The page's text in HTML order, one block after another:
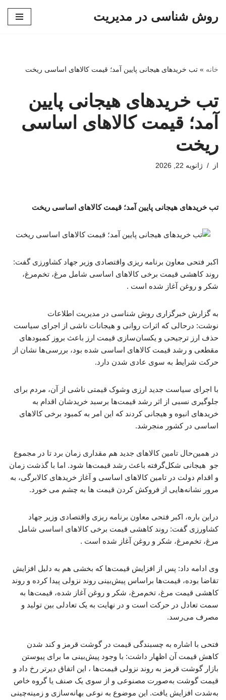
روش شناسی در مدیریت
خانه » تب خریدهای هیجانی پایین آمد؛ قیمت کالاهای اساسی ریخت
تب خریدهای هیجانی پایین
آمد؛ قیمت کالاهای اساسی
ریخت
از ژانویه 22, 2026
تب خریدهای هیجانی پایین آمد؛ قیمت کالاهای اساسی ریخت
اکبر فتحی معاون برنامه ریزی واقتصادی وزیر جهاد کشاورزی گفت:
روند کاهشی قیمت برخی کالاهای اساسی شامل مرغ، تخم‌مرغ،
شکر و روغن آغاز شده است .
به گزارش خبرگزاری روش شناسی در مدیریت اطلاعات
نوشت: درحالی که اثرات روانی و هیجانات ناشی از اجرای سیاست
حذف ارز ترجیحی و یکسان‌سازی قیمت ارز باعث بروز کمبودهای
مقطعی و رشد قیمت کالاهای اساسی شده بود، بررسی‌ها نشان از
حرکت شرایط به سوی عادی شدن دارد.
با اجرای سیاست جدید ارزی وشوک قیمتی ناشی از آن، مردم برای
جلوگیری نسبی از اثر رشد قیمت‌ها برسبد خریدشان اقدام به
خریدهای انبوه و هیجانی کردند که این امر به کمبود برخی کالاهای
اساسی در کشور منجرشد.
در همین‌حال تامین کالاهای جدید هم مقداری زمان برد تا در مجموع
جو هیجانی شکل‌گرفته باعث رشد قیمت‌ها شود. اما با گذشت زمان
و اقدام دولت در تامین کالاهای اساسی و آغاز خریدهای کالابرگی، به
مرور نشانه‌هایی از فروکش کردن قیمت ها به چشم می خورد.
دراین باره، اکبر فتحی معاون برنامه ریزی واقتصادی وزیر جهاد
کشاورزی گفت: روند کاهشی قیمت برخی کالاهای اساسی شامل
مرغ، تخم‌مرغ، شکر و روغن آغاز شده است .
وی ادامه داد: پس از افزایش قیمت‌ها که بخشی هم به دلیل افزایش
تقاضا بوده، قیمت‌ها براساس پیش‌بینی روند نزولی پیدا کرده و روند
کاهشی قیمت مرغ، تخم‌مرغ، شکر و روغن آغاز شده، قیمت‌ها به
سمت تعادل در حرکت است و در نهایت به یک تعادلی بین تولید و
مصرف می‌رسد.
فتحی با اشاره به چسبندگی قیمت در گوشت قرمز و کند شدن
کاهش قیمت آن اظهار داشت: با وجود پیش‌بینی ما برای پیوستن
بازار گوشت قرمز به روند نزولی قیمت‌ها ، این اتفاق دیرتر رخ داد و
قیمت گوشت به‌صورت مصنوعی و از سوی یک صنف یا گروه خاص
به‌شدت افزایش یافت. این موضوع به نوعی بهانه‌سازی و زمینه‌چینی